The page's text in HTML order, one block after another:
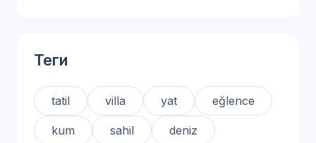
Теги
tatil villa yat eğlence
kum sahil deniz